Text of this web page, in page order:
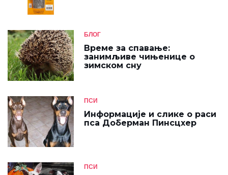
БЛОГ
Време за спавање:
занимљиве чињенице о
зимском сну
ПСИ
Информације и слике о раси
пса Доберман Пинсцхер
ПСИ